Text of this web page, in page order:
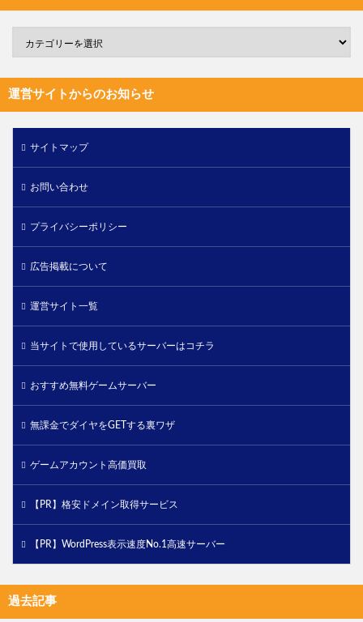
運営サイトからのお知らせ
サイトマップ
お問い合わせ
プライバシーポリシー
広告掲載について
運営サイト一覧
当サイトで使用しているサーバーはコチラ
おすすめ無料ゲームサーバー
無課金でダイヤをGETする裏ワザ
ゲームアカウント高価買取
【PR】格安ドメイン取得サービス
【PR】WordPress表示速度No.1高速サーバー
過去記事